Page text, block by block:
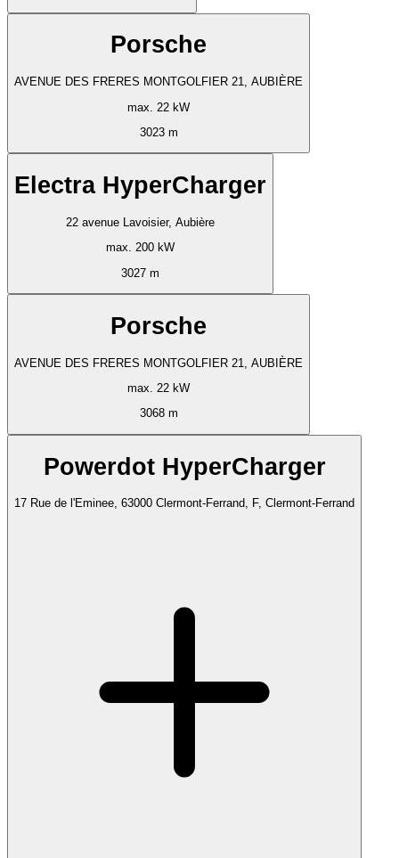
Porsche
AVENUE DES FRERES MONTGOLFIER 21, AUBIÈRE
max. 22 kW
3023 m
Electra HyperCharger
22 avenue Lavoisier, Aubière
max. 200 kW
3027 m
Porsche
AVENUE DES FRERES MONTGOLFIER 21, AUBIÈRE
max. 22 kW
3068 m
Powerdot HyperCharger
17 Rue de l'Eminee, 63000 Clermont-Ferrand, F, Clermont-Ferrand